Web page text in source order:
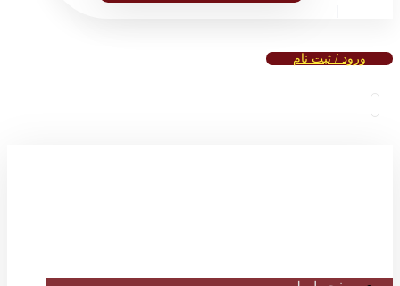
ورود / ثبت نام